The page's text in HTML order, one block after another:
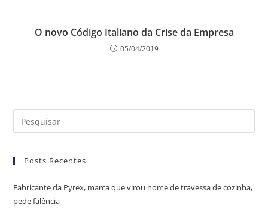
O novo Código Italiano da Crise da Empresa
05/04/2019
Posts Recentes
Fabricante da Pyrex, marca que virou nome de travessa de cozinha,
pede falência